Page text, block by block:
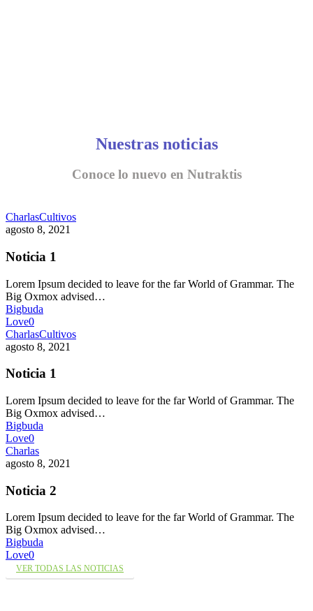
Nuestras noticias
Conoce lo nuevo en Nutraktis
CharlasCultivos
agosto 8, 2021
Noticia 1
Lorem Ipsum decided to leave for the far World of Grammar. The
Big Oxmox advised…
Bigbuda
Love0
CharlasCultivos
agosto 8, 2021
Noticia 1
Lorem Ipsum decided to leave for the far World of Grammar. The
Big Oxmox advised…
Bigbuda
Love0
Charlas
agosto 8, 2021
Noticia 2
Lorem Ipsum decided to leave for the far World of Grammar. The
Big Oxmox advised…
Bigbuda
Love0
VER TODAS LAS NOTICIAS